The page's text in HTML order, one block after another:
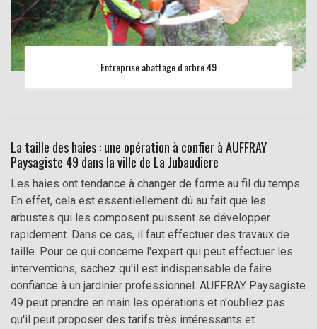
Entreprise abattage d'arbre 49
La taille des haies : une opération à confier à AUFFRAY
Paysagiste 49 dans la ville de La Jubaudiere
Les haies ont tendance à changer de forme au fil du temps.
En effet, cela est essentiellement dû au fait que les
arbustes qui les composent puissent se développer
rapidement. Dans ce cas, il faut effectuer des travaux de
taille. Pour ce qui concerne l'expert qui peut effectuer les
interventions, sachez qu'il est indispensable de faire
confiance à un jardinier professionnel. AUFFRAY Paysagiste
49 peut prendre en main les opérations et n'oubliez pas
qu'il peut proposer des tarifs très intéressants et